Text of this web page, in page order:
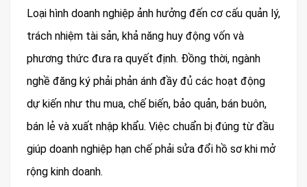
Loại hình doanh nghiệp ảnh hưởng đến cơ cấu quản lý,
trách nhiệm tài sản, khả năng huy động vốn và
phương thức đưa ra quyết định. Đồng thời, ngành
nghề đăng ký phải phản ánh đầy đủ các hoạt động
dự kiến như thu mua, chế biến, bảo quản, bán buôn,
bán lẻ và xuất nhập khẩu. Việc chuẩn bị đúng từ đầu
giúp doanh nghiệp hạn chế phải sửa đổi hồ sơ khi mở
rộng kinh doanh.